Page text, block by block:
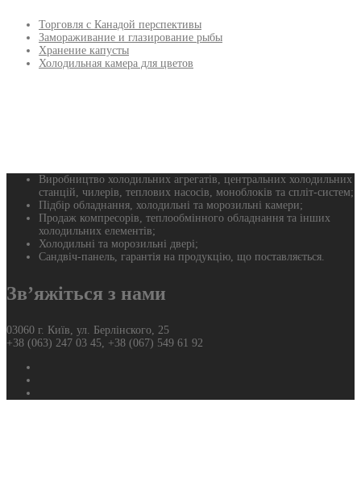
Торговля с Канадой перспективы
Замораживание и глазирование рыбы
Хранение капусты
Холодильная камера для цветов
Виробництво холодильних агрегатів, центральних холодильних
станцій, чилерів, теплових насосів, моноблоків та спліт-систем;
Підбір обладнання, холодильні та морозильні камери;
Продаж компресорів, теплообмінного обладнання та інших
холодильних елементів;
Холодильні та морозильні двері;
Сандвіч-панель, гарантія на продукцію, що поставляється.
Зв’яжіться з нами
03060 г. Київ, ул. Берлінского, 25
+38 (063) 247 03 45, +38 (067) 549 61 92